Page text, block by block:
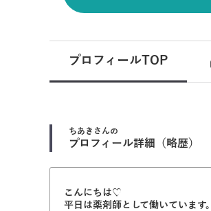
プロフィールTOP
ちあき さんの
プロフィール詳細（略歴）
こんにちは♡
平日は薬剤師として働いています。